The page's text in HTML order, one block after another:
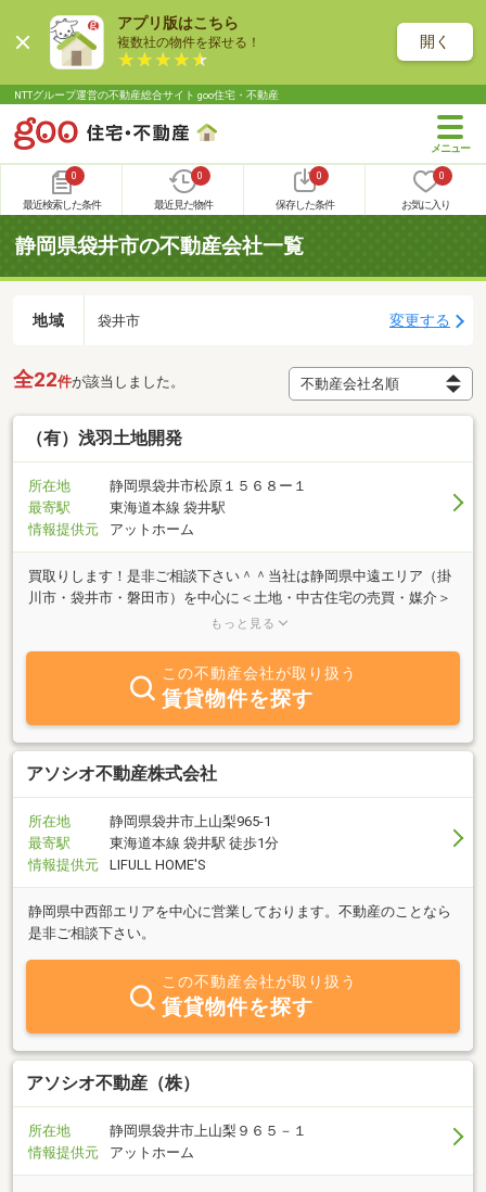
アプリ版はこちら
複数社の物件を探せる！ 開く
NTTグループ運営の不動産総合サイト goo住宅・不動産
0
最近検索した条件
0
最近見た物件
0
保存した条件
0
お気に入り
静岡県袋井市の不動産会社一覧
地域 袋井市 変更する
全22件が該当しました。
（有）浅羽土地開発
所在地
静岡県袋井市松原１５６８ー１
最寄駅
東海道本線 袋井駅
情報提供元
アットホーム
買取りします！是非ご相談下さい＾＾当社は静岡県中遠エリア（掛
川市・袋井市・磐田市）を中心に＜土地・中古住宅の売買・媒介＞
を主な業務内容としております。お客様のマイホームへの夢や、ご
の方や住み替えをお考えの方は、地元に根ざした当社へどうぞお気
軽にご相談ください。
もっと見る
この不動産会社が取り扱う
賃貸物件を探す
アソシオ不動産株式会社
所在地
静岡県袋井市上山梨965-1
最寄駅
東海道本線 袋井駅 徒歩1分
情報提供元
LIFULL HOME'S
静岡県中西部エリアを中心に営業しております。不動産のことなら
是非ご相談下さい。
この不動産会社が取り扱う
賃貸物件を探す
アソシオ不動産（株）
所在地
静岡県袋井市上山梨９６５－１
情報提供元
アットホーム